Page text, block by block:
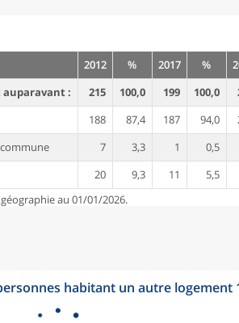
2012 % 2017 %
auparavant :
215 100,0 199 100,0
188 87,4 187 94,0
7 3,3 1
0,5
20 9,3 11
5,5
au 01/01/2026.
habitant un autre logement